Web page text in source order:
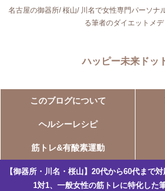
名古屋の御器所/ 桜山/ 川名で女性専門パーソナ
る筆者のダイエットメデ
ハッピー未来ドッ
このブログについて
ヘルシーレシピ
筋トレ&有酸素運動
【御器所・川名・桜山】20代から60代まで
1対1、一般女性の筋トレに特化した